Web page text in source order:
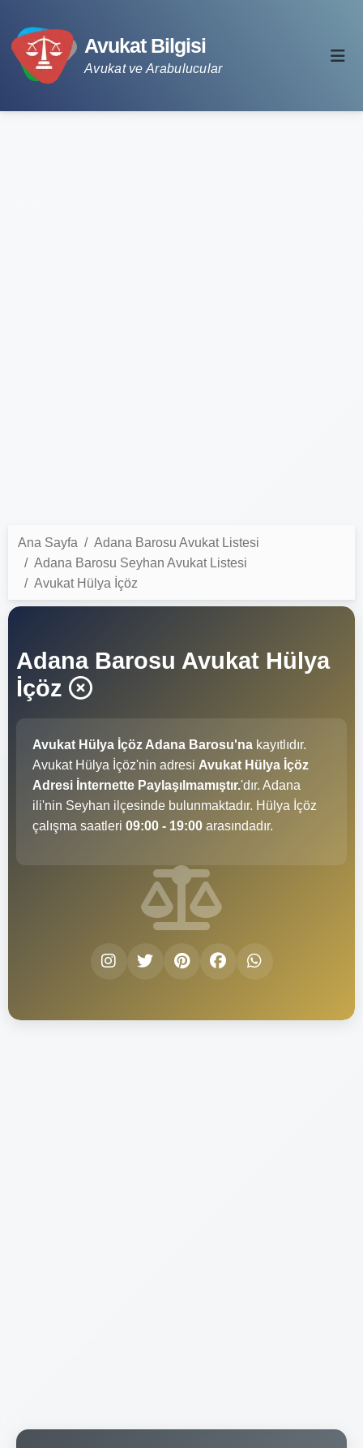
Avukat Bilgisi
Avukat ve Arabulucular
Ana Sayfa
Adana Barosu Avukat Listesi
Adana Barosu Seyhan Avukat Listesi
Avukat Hülya İçöz
Adana Barosu Avukat Hülya
İçöz
Avukat Hülya İçöz Adana Barosu'na kayıtlıdır.
Avukat Hülya İçöz'nin adresi Avukat Hülya İçöz
Adresi İnternette Paylaşılmamıştır.'dır. Adana
ili'nin Seyhan ilçesinde bulunmaktadır. Hülya İçöz
çalışma saatleri 09:00 - 19:00 arasındadır.